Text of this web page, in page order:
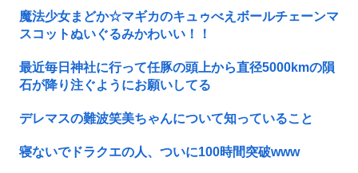
魔法少女まどか☆マギカのキュゥべえボールチェーンマ
スコットぬいぐるみかわいい！！
最近毎日神社に行って任豚の頭上から直径5000kmの隕
石が降り注ぐようにお願いしてる
デレマスの難波笑美ちゃんについて知っていること
寝ないでドラクエの人、ついに100時間突破www